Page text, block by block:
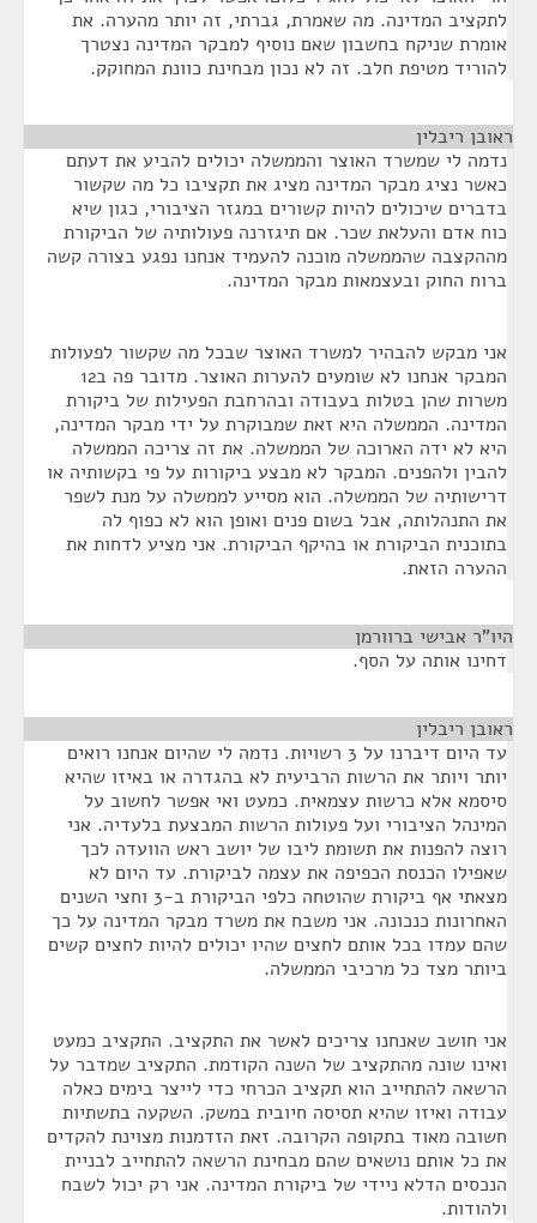
לתקציב המדינה. מה שאמרת, גברתי, זה יותר מהערה. את
אומרת שניקח בחשבון שאם נוסיף למבקר המדינה נצטרך
להוריד מטיפת חלב. זה לא נכון מבחינת כוונת המחוקק.
ראובן ריבלין
נדמה לי שמשרד האוצר והממשלה יכולים להביע את דעתם
כאשר נציג מבקר המדינה מציג את תקציבו כל מה שקשור
בדברים שיכולים להיות קשורים במגזר הציבורי, כגון שיא
כוח אדם והעלאת שכר. אם תיגזרנה פעולותיה של הביקורת
מההקצבה שהממשלה מוכנה להעמיד אנחנו נפגע בצורה קשה
ברוח החוק ובעצמאות מבקר המדינה.
אני מבקש להבהיר למשרד האוצר שבכל מה שקשור לפעולות
המבקר אנחנו לא שומעים להערות האוצר. מדובר פה ב12
משרות שהן בטלות בעבודה ובהרחבת הפעילות של ביקורת
המדינה. הממשלה היא זאת שמבוקרת על ידי מבקר המדינה,
היא לא ידה הארוכה של הממשלה. את זה צריכה הממשלה
להבין ולהפנים. המבקר לא מבצע ביקורות על פי בקשותיה או
דרישותיה של הממשלה. הוא מסייע לממשלה על מנת לשפר
את התנהלותה, אבל בשום פנים ואופן הוא לא כפוף לה
בתוכנית הביקורת או בהיקף הביקורת. אני מציע לדחות את
ההערה הזאת.
היו"ר אבישי ברוורמן
דחינו אותה על הסף.
ראובן ריבלין
עד היום דיברנו על 3 רשויות. נדמה לי שהיום אנחנו רואים
יותר ויותר את הרשות הרביעית לא בהגדרה או באיזו שהיא
סיסמא אלא כרשות עצמאית. כמעט ואי אפשר לחשוב על
המינהל הציבורי ועל פעולות הרשות המבצעת בלעדיה. אני
רוצה להפנות את תשומת ליבו של יושב ראש הוועדה לכך
שאפילו הכנסת הכפיפה את עצמה לביקורת. עד היום לא
מצאתי אף ביקורת שהוטחה כלפי הביקורת ב-3 וחצי השנים
האחרונות כנכונה. אני משבח את משרד מבקר המדינה על כך
שהם עמדו בכל אותם לחצים שהיו יכולים להיות לחצים קשים
ביותר מצד כל מרכיבי הממשלה.
אני חושב שאנחנו צריכים לאשר את התקציב. התקציב כמעט
ואינו שונה מהתקציב של השנה הקודמת. התקציב שמדבר על
הרשאה להתחייב הוא תקציב הכרחי כדי לייצר בימים כאלה
עבודה ואיזו שהיא תסיסה חיובית במשק. השקעה בתשתיות
חשובה מאוד בתקופה הקרובה. זאת הזדמנות מצוינת להקדים
את כל אותם נושאים שהם מבחינת הרשאה להתחייב לבניית
הנכסים הדלא ניידי של ביקורת המדינה. אני רק יכול לשבח
ולהודות.